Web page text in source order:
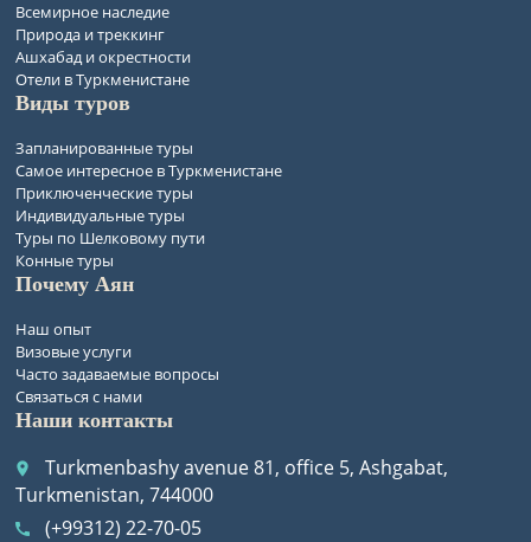
Всемирное наследие
Природа и треккинг
Ашхабад и окрестности
Отели в Туркменистане
Виды туров
Запланированные туры
Самое интересное в Туркменистане
Приключенческие туры
Индивидуальные туры
Туры по Шелковому пути
Конные туры
Почему Аян
Наш опыт
Визовые услуги
Часто задаваемые вопросы
Связаться с нами
Наши контакты
place
Turkmenbashy avenue 81, office 5, Ashgabat,
Turkmenistan, 744000
call (+99312) 22-70-05